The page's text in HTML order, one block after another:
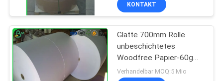
KONTAKT
Glatte 700mm Rolle
unbeschichtetes
Woodfree Papier-60g
für Schulbuch-Drucken
Verhandelbar MOQ:5 Mio